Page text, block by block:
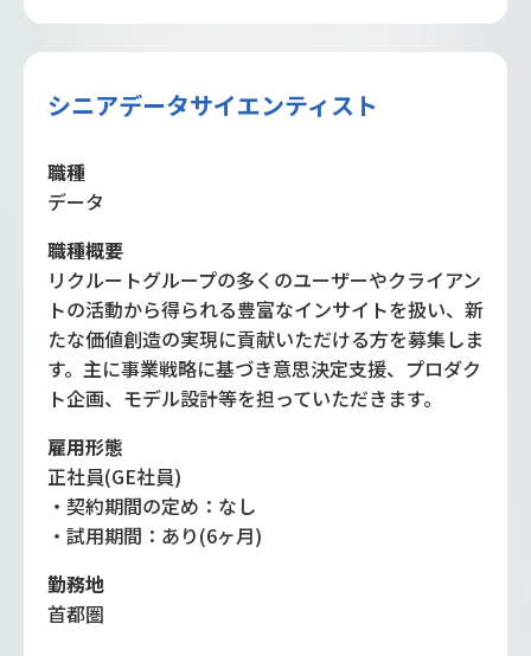
シニアデータサイエンティスト
職種
データ
職種概要
リクルートグループの多くのユーザーやクライアン
トの活動から得られる豊富なインサイトを扱い、新
たな価値創造の実現に貢献いただける方を募集しま
す。主に事業戦略に基づき意思決定支援、プロダク
ト企画、モデル設計等を担っていただきます。
雇用形態
正社員(GE社員)
・契約期間の定め：なし
・試用期間：あり(6ヶ月)
勤務地
首都圏